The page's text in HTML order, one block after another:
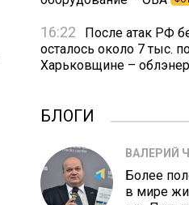
16:22
После атак РФ
осталось около 7 тыс.
Харьковщине –
БЛОГИ
ВАЛЕРИЙ
Более
в мире